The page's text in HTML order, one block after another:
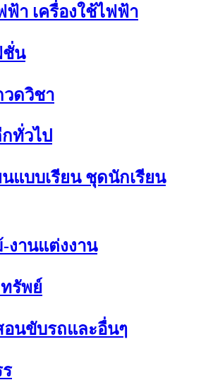
า เครื่องใช้ไฟฟ้า
ชั่น
วดวิชา
ทั่วไป
นแบบเรียน ชุดนักเรียน
งานแต่งงาน
รัพย์
อนขับรถและอื่นๆ